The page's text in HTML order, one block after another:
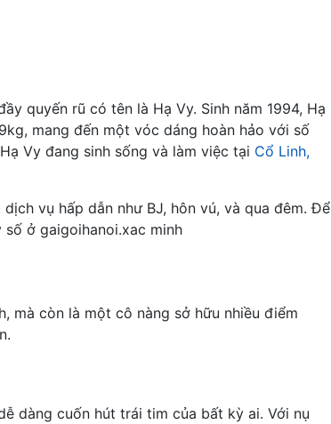
quyến rũ có tên là Hạ Vy. Sinh năm 1994, Hạ
mang đến một vóc dáng hoàn hảo với số
Vy đang sinh sống và làm việc tại Cổ Linh,
vụ hấp dẫn như BJ, hôn vú, và qua đêm. Để
ở gaigoihanoi.xac minh
mà còn là một cô nàng sở hữu nhiều điểm
dàng cuốn hút trái tim của bất kỳ ai. Với nụ